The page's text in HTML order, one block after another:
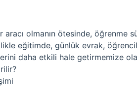
olmanın ötesinde, öğrenme
eğitimde, günlük evrak,
daha etkili hale getirmemize